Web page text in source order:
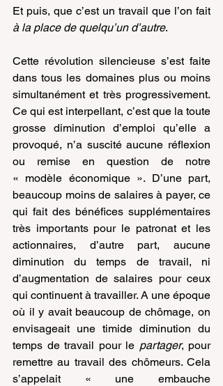
Et puis, que c’est un travail que l’on fait
à la place de quelqu’un d’autre.
Cette révolution silencieuse s’est faite
dans tous les domaines plus ou moins
simultanément et très progressivement.
Ce qui est interpellant, c’est que la toute
grosse diminution d’emploi qu’elle a
provoqué, n’a suscité aucune réflexion
ou remise en question de notre
« modèle économique ». D’une part,
beaucoup moins de salaires à payer, ce
qui fait des bénéfices supplémentaires
très importants pour le patronat et les
actionnaires, d’autre part, aucune
diminution du temps de travail, ni
d’augmentation de salaires pour ceux
qui continuent à travailler. A une époque
où il y avait beaucoup de chômage, on
envisageait une timide diminution du
temps de travail pour le partager, pour
remettre au travail des chômeurs. Cela
s’appelait « une embauche